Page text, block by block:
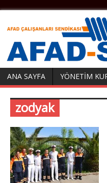
ANA SAYFA YÖNETIM
zodyak